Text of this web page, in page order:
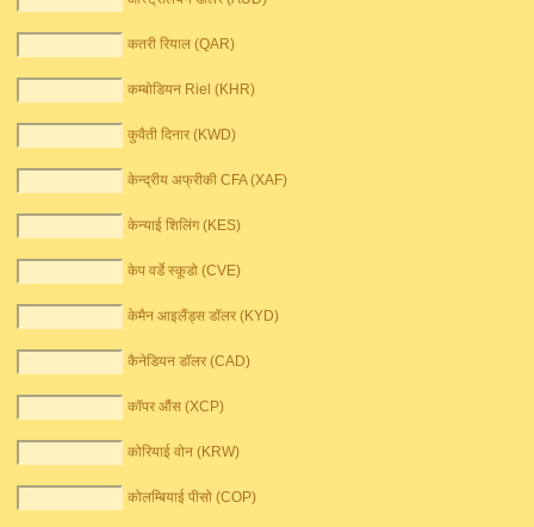
कतरी रियाल (QAR)
कम्बोडियन Riel (KHR)
कुवैती दिनार (KWD)
केन्द्रीय अफ्रीकी CFA (XAF)
केन्याई शिलिंग (KES)
केप वर्डे स्कूडो (CVE)
केमैन आइलैंड्स डॉलर (KYD)
कैनेडियन डॉलर (CAD)
कॉपर औंस (XCP)
कोरियाई वोन (KRW)
कोलम्बियाई पीसो (COP)